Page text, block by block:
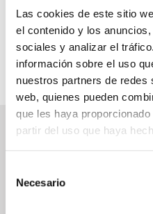
Las cookies de este sitio
el contenido y los
sociales y analizar el
información sobre el uso
nuestros partners de redes
web, quienes pueden
que les haya
partir del uso que haya
Necesario
NEWSLETTER